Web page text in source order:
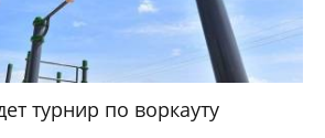
турнир по воркауту